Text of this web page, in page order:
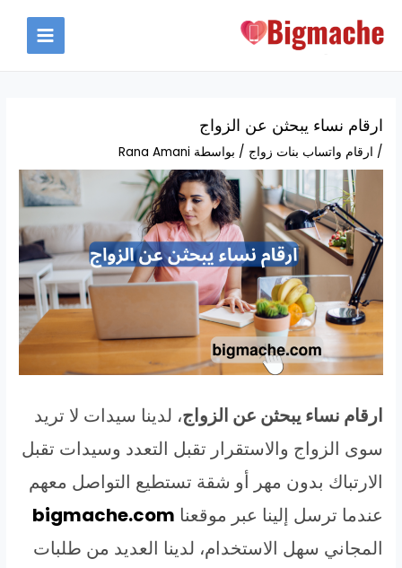
MAIN
ارقام نساء يبحثن عن الزواج
/ ارقام واتساب بنات زواج / بواسطة Rana Amani
ارقام نساء يبحثن عن الزواج، لدينا سيدات لا تريد
سوى الزواج والاستقرار تقبل التعدد وسيدات تقبل
الارتباك بدون مهر أو شقة تستطيع التواصل معهم
عندما ترسل إلينا عبر موقعنا bigmache.com
المجاني سهل الاستخدام، لدينا العديد من طلبات